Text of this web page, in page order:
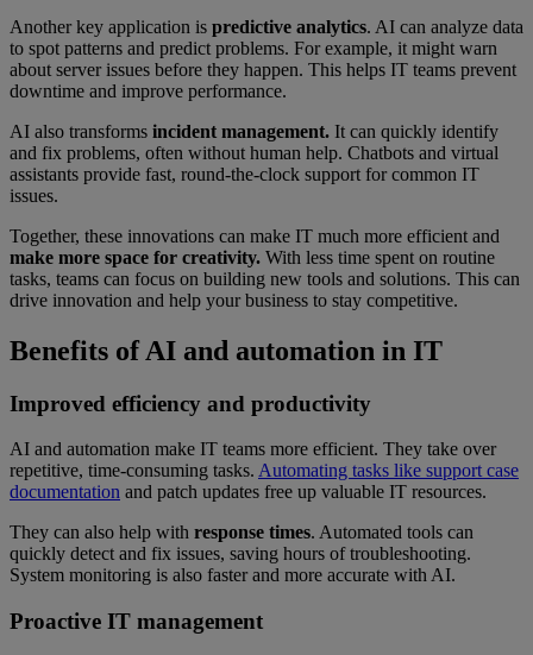
Another key application is predictive analytics. AI can analyze data
to spot patterns and predict problems. For example, it might warn
about server issues before they happen. This helps IT teams prevent
downtime and improve performance.
AI also transforms incident management. It can quickly identify
and fix problems, often without human help. Chatbots and virtual
assistants provide fast, round-the-clock support for common IT
issues.
Together, these innovations can make IT much more efficient and
make more space for creativity. With less time spent on routine
tasks, teams can focus on building new tools and solutions. This can
drive innovation and help your business to stay competitive.
Benefits of AI and automation in IT
Improved efficiency and productivity
AI and automation make IT teams more efficient. They take over
repetitive, time-consuming tasks. Automating tasks like support case
documentation and patch updates free up valuable IT resources.
They can also help with response times. Automated tools can
quickly detect and fix issues, saving hours of troubleshooting.
System monitoring is also faster and more accurate with AI.
Proactive IT management